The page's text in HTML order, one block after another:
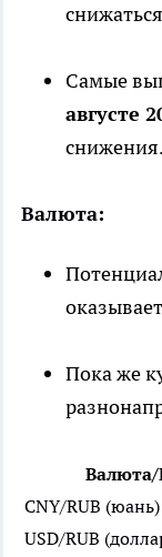
Самые
августе
снижения.
Валюта:
Пока же
CNY/RUB (юань)
USD/RUB